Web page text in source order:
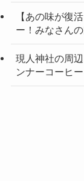
【あの味が復
ー！みなさん
現人神社の周
ンナーコーヒー